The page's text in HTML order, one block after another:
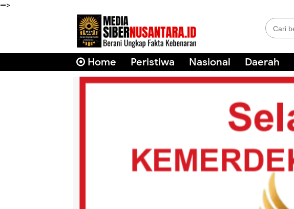
-->
Home Peristiwa Nasional Daerah